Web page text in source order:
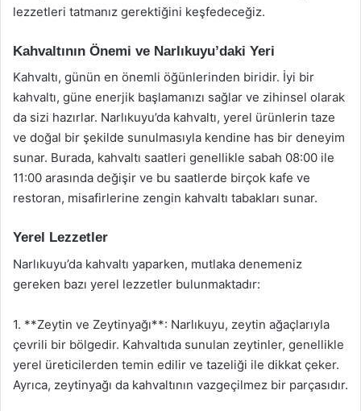
lezzetleri tatmanız gerektiğini keşfedeceğiz.
Kahvaltının Önemi ve Narlıkuyu’daki Yeri
Kahvaltı, günün en önemli öğünlerinden biridir. İyi bir
kahvaltı, güne enerjik başlamanızı sağlar ve zihinsel olarak
da sizi hazırlar. Narlıkuyu’da kahvaltı, yerel ürünlerin taze
ve doğal bir şekilde sunulmasıyla kendine has bir deneyim
sunar. Burada, kahvaltı saatleri genellikle sabah 08:00 ile
11:00 arasında değişir ve bu saatlerde birçok kafe ve
restoran, misafirlerine zengin kahvaltı tabakları sunar.
Yerel Lezzetler
Narlıkuyu’da kahvaltı yaparken, mutlaka denemeniz
gereken bazı yerel lezzetler bulunmaktadır:
1. **Zeytin ve Zeytinyağı**: Narlıkuyu, zeytin ağaçlarıyla
çevrili bir bölgedir. Kahvaltıda sunulan zeytinler, genellikle
yerel üreticilerden temin edilir ve tazeliği ile dikkat çeker.
Ayrıca, zeytinyağı da kahvaltının vazgeçilmez bir parçasıdır.